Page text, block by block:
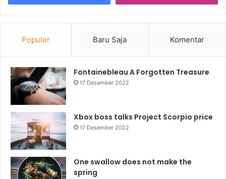
Populer Baru Saja Komentar
Fontainebleau A Forgotten Treasure
17 Desember 2022
Xbox boss talks Project Scorpio price
17 Desember 2022
One swallow does not make the
spring